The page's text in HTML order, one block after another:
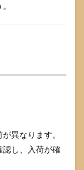
異なります。
認し、入荷が確